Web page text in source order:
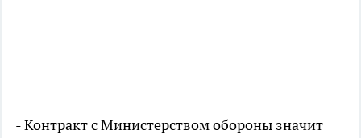
- Контракт с Министерством обороны значит